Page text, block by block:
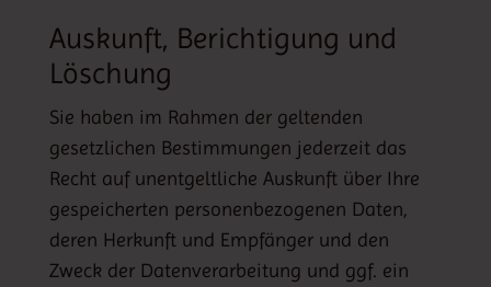
Auskunft, Berichtigung und
Löschung
Sie haben im Rahmen der geltenden
gesetzlichen Bestimmungen jederzeit das
Recht auf unentgeltliche Auskunft über Ihre
gespeicherten personenbezogenen Daten,
deren Herkunft und Empfänger und den
Zweck der Datenverarbeitung und ggf. ein